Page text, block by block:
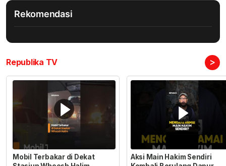
Rekomendasi
Republika TV >
Mobil Terbakar di Dekat
Aksi Main Hakim Sendiri